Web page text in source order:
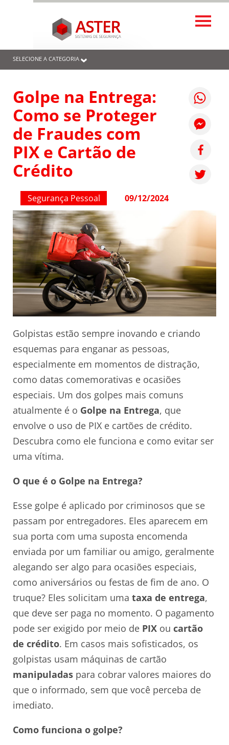
SELECIONE A CATEGORIA
Golpe na Entrega:
Como se Proteger
de Fraudes com
PIX e Cartão de
Crédito
Segurança Pessoal 09/12/2024
Golpistas estão sempre inovando e criando
esquemas para enganar as pessoas,
especialmente em momentos de distração,
como datas comemorativas e ocasiões
especiais. Um dos golpes mais comuns
atualmente é o Golpe na Entrega, que
envolve o uso de PIX e cartões de crédito.
Descubra como ele funciona e como evitar ser
uma vítima.
O que é o Golpe na Entrega?
Esse golpe é aplicado por criminosos que se
passam por entregadores. Eles aparecem em
sua porta com uma suposta encomenda
enviada por um familiar ou amigo, geralmente
alegando ser algo para ocasiões especiais,
como aniversários ou festas de fim de ano. O
truque? Eles solicitam uma taxa de entrega,
que deve ser paga no momento. O pagamento
pode ser exigido por meio de PIX ou cartão
de crédito. Em casos mais sofisticados, os
golpistas usam máquinas de cartão
manipuladas para cobrar valores maiores do
que o informado, sem que você perceba de
imediato.
Como funciona o golpe?